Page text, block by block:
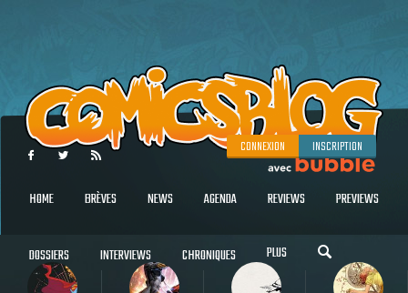
CONNEXION INSCRIPTION
HOME BRÈVES NEWS AGENDA REVIEWS PREVIEWS
DOSSIERS INTERVIEWS CHRONIQUES PLUS